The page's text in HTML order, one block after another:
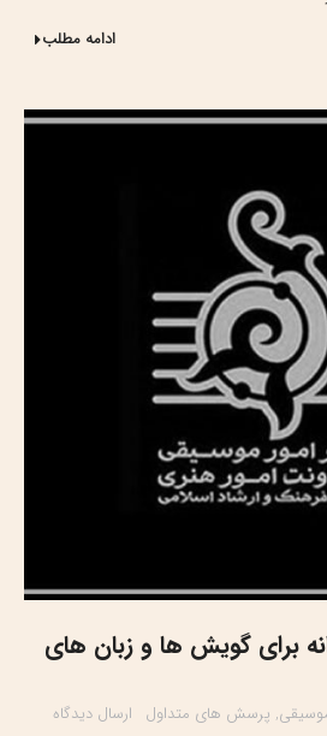
ادامه مطلب
برای گویش ها و زبان های
, پرسش های متداول ارسال دیدگاه